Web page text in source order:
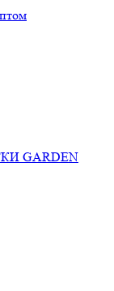
GARDEN